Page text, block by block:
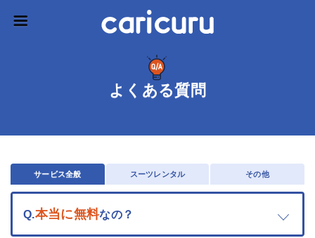
よくある質問
サービス全般 スーツレンタル その他
Q.本当に無料なの？